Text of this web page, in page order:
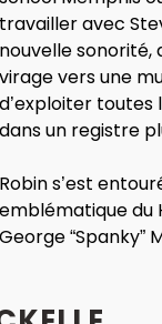
travailler avec
nouvelle sonorité,
virage vers une
d’exploiter toutes
dans un registre
Robin s’est
emblématique du
George “Spanky”
P. Diddy, Jill
piano, l’émouvant